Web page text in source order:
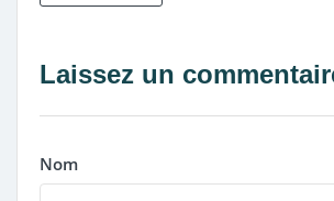
Laissez un
Nom